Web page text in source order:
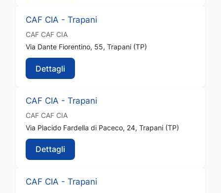
CAF CIA - Trapani
CAF CAF CIA
Via Dante Fiorentino, 55, Trapani (TP)
Dettagli
CAF CIA - Trapani
CAF CAF CIA
Via Placido Fardella di Paceco, 24, Trapani (TP)
Dettagli
CAF CIA - Trapani